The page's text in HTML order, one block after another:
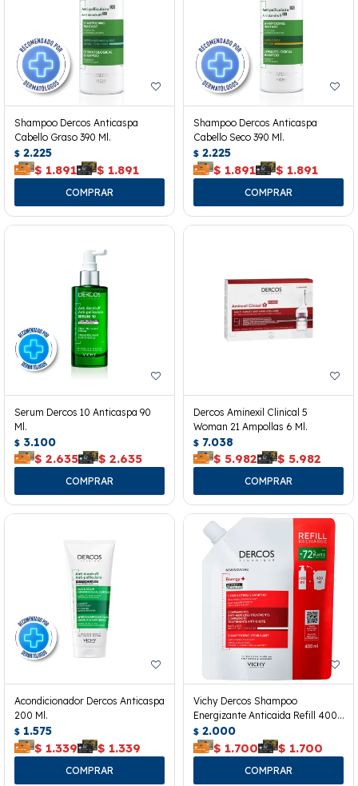
Shampoo Dercos Anticaspa
Cabello Graso 390 Ml.
$ 2.225
$ 1.891 $ 1.891
Shampoo Dercos Anticaspa
Cabello Seco 390 Ml.
$ 2.225
$ 1.891 $ 1.891
Serum Dercos 10 Anticaspa 90
Ml.
$ 3.100
$ 2.635 $ 2.635
Dercos Aminexil Clinical 5
Woman 21 Ampollas 6 Ml.
$ 7.038
$ 5.982 $ 5.982
Acondicionador Dercos Anticaspa
200 Ml.
$ 1.575
$ 1.339 $ 1.339
Vichy Dercos Shampoo
Energizante Anticaida Refill 400
Ml.
$ 2.000
$ 1.700 $ 1.700